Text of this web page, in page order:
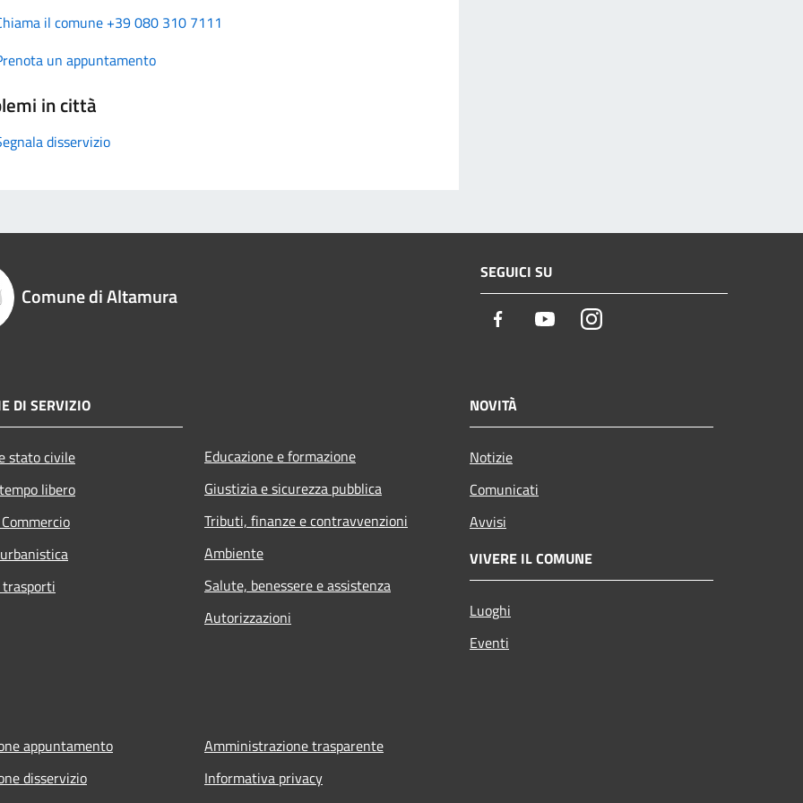
il comune +39 080 310 7111
un appuntamento
in città
disservizio
Comune di Altamura
SEGUICI SU
Facebook YoutubeInstagram
DI SERVIZIO
stato civile
libero
Educazione e formazione
Giustizia e sicurezza pubblica
Tributi, finanze e contravvenzioni
Ambiente
Salute, benessere e assistenza
Autorizzazioni
NOVITÀ
Notizie
Comunicati
Avvisi
VIVERE IL COMUNE
Luoghi
Eventi
appuntamento
disservizio
Amministrazione trasparente
Informativa privacy